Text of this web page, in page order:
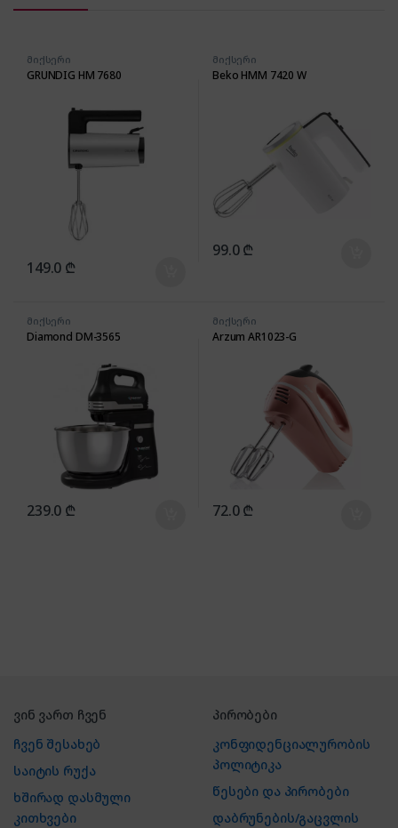
მიქსერი
GRUNDIG HM 7680
149.0 ₾
მიქსერი
Beko HMM 7420 W
99.0₾
მიქსერი
Diamond DM-3565
239.0 ₾
მიქსერი
Arzum AR1023-G
72.0₾
ვინ ვართ ჩვენ
ჩვენ შესახებ
საიტის რუქა
ხშირად დასმული
კითხვები
პირობები
კონფიდენციალურობის
პოლიტიკა
წესები და პირობები
დაბრუნების/გაცვლის